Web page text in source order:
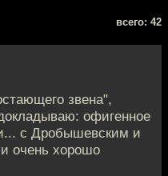
всего: 42
звена",
офигенное
с Дробышевским и
очень хорошо